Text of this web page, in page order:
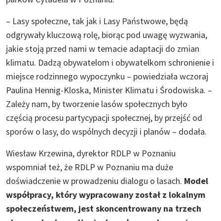
– Lasy społeczne, tak jak i Lasy Państwowe, będą
odgrywały kluczową rolę, biorąc pod uwagę wyzwania,
jakie stoją przed nami w temacie adaptacji do zmian
klimatu. Dadzą obywatelom i obywatelkom schronienie i
miejsce rodzinnego wypoczynku – powiedziała wczoraj
Paulina Hennig-Kloska, Minister Klimatu i Środowiska. –
Zależy nam, by tworzenie lasów społecznych było
częścią procesu partycypacji społecznej, by przejść od
sporów o lasy, do wspólnych decyzji i planów – dodała.
Wiesław Krzewina, dyrektor RDLP w Poznaniu
wspomniał też, że RDLP w Poznaniu ma duże
doświadczenie w prowadzeniu dialogu o lasach. Model
współpracy, który wypracowany został z lokalnym
społeczeństwem, jest skoncentrowany na trzech